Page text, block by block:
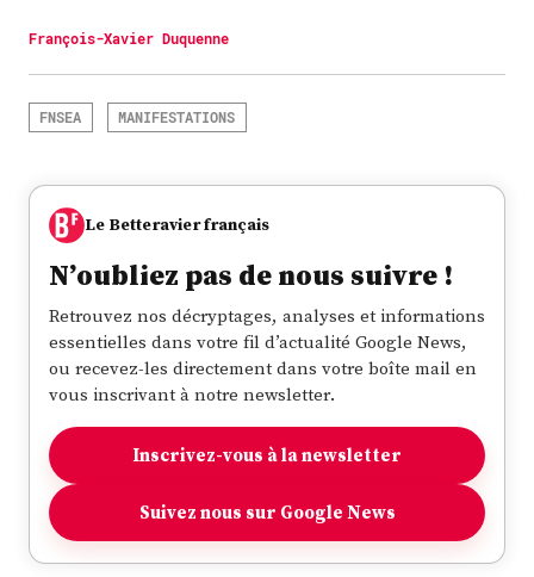
François-Xavier Duquenne
FNSEA MANIFESTATIONS
Le Betteravier français
N’oubliez pas de nous suivre !
Retrouvez nos décryptages, analyses et informations
essentielles dans votre fil d’actualité Google News,
ou recevez-les directement dans votre boîte mail en
vous inscrivant à notre newsletter.
Inscrivez-vous à la newsletter
Suivez nous sur Google News